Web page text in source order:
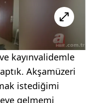
kayınvalidemle
Akşamüzeri
istediğimi
gelmemi